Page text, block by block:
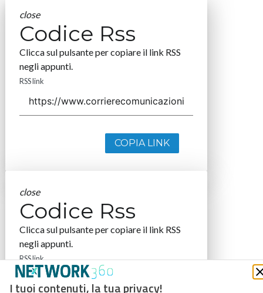
I tuoi contenuti, la tua privacy!
close
Codice Rss
Clicca sul pulsante per copiare il link RSS
negli appunti.
RSS link
COPIA LINK
close
Codice Rss
Clicca sul pulsante per copiare il link RSS
negli appunti.
RSS link